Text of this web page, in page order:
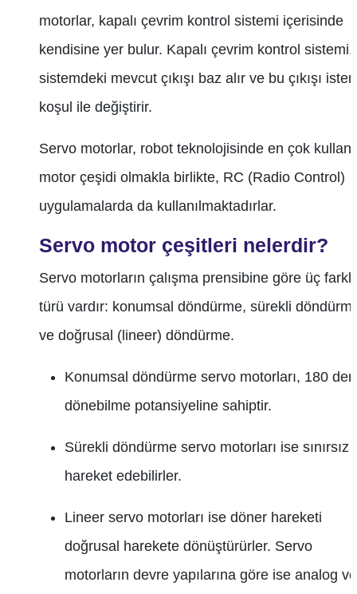
motorlar, kapalı çevrim kontrol sistemi içerisinde
kendisine yer bulur. Kapalı çevrim kontrol sistemi,
sistemdeki mevcut çıkışı baz alır ve bu çıkışı
koşul ile değiştirir.
Servo motorlar, robot teknolojisinde en çok
motor çeşidi olmakla birlikte, RC (Radio Control)
uygulamalarda da kullanılmaktadırlar.
Servo motor çeşitleri nelerdir?
Servo motorların çalışma prensibine göre üç farklı
türü vardır: konumsal döndürme, sürekli
ve doğrusal (lineer) döndürme.
Konumsal döndürme servo motorları, 180
dönebilme potansiyeline sahiptir.
Sürekli döndürme servo motorları ise sınırsız
hareket edebilirler.
Lineer servo motorları ise döner hareketi
doğrusal harekete dönüştürürler. Servo
motorların devre yapılarına göre ise analog ve